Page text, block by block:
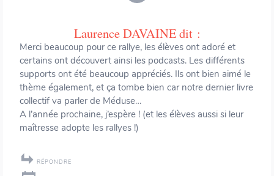
Laurence DAVAINEdit :
Merci beaucoup pour ce rallye, les élèves ont adoré et
certains ont découvert ainsi les podcasts. Les différents
supports ont été beaucoup appréciés. Ils ont bien aimé le
thème également, et ça tombe bien car notre dernier livre
collectif va parler de Méduse…
A l’année prochaine, j’espère ! (et les élèves aussi si leur
maîtresse adopte les rallyes !)
RÉPONDRE